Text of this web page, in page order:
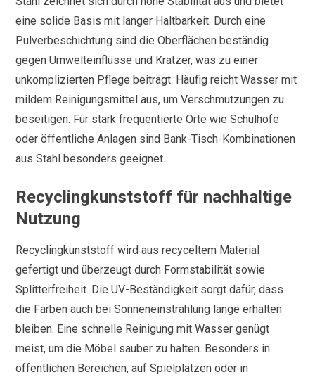
eine solide Basis mit langer Haltbarkeit. Durch eine
Pulverbeschichtung sind die Oberflächen beständig
gegen Umwelteinflüsse und Kratzer, was zu einer
unkomplizierten Pflege beiträgt. Häufig reicht Wasser mit
mildem Reinigungsmittel aus, um Verschmutzungen zu
beseitigen. Für stark frequentierte Orte wie Schulhöfe
oder öffentliche Anlagen sind Bank-Tisch-Kombinationen
aus Stahl besonders geeignet.
Recyclingkunststoff für nachhaltige
Nutzung
Recyclingkunststoff wird aus recyceltem Material
gefertigt und überzeugt durch Formstabilität sowie
Splitterfreiheit. Die UV-Beständigkeit sorgt dafür, dass
die Farben auch bei Sonneneinstrahlung lange erhalten
bleiben. Eine schnelle Reinigung mit Wasser genügt
meist, um die Möbel sauber zu halten. Besonders in
öffentlichen Bereichen, auf Spielplätzen oder in